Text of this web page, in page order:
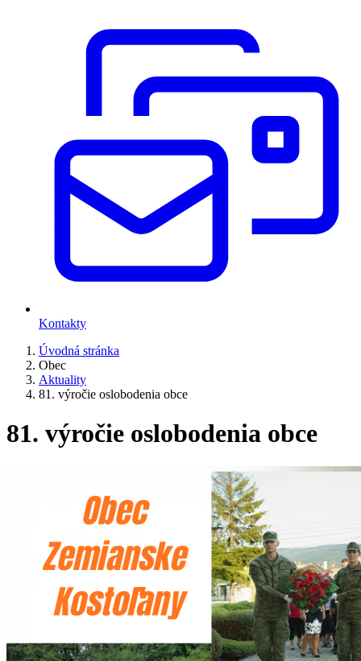
Kontakty
Úvodná stránka
Obec
Aktuality
81. výročie oslobodenia obce
81. výročie oslobodenia obce